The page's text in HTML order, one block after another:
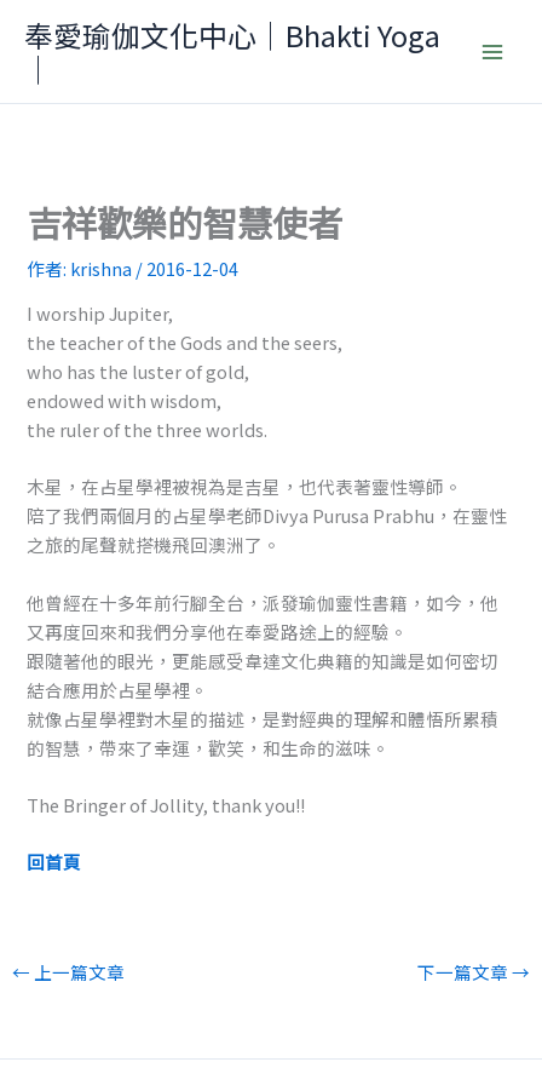
要
奉愛瑜伽文化中心｜Bhakti Yoga
｜
吉祥歡樂的智慧使者
作者: krishna /2016-12-04
I worship Jupiter,
the teacher of the Gods and the seers,
who has the luster of gold,
endowed with wisdom,
the ruler of the three worlds.
木星，在占星學裡被視為是吉星，也代表著靈性導師。
陪了我們兩個月的占星學老師Divya Purusa Prabhu，在靈性
之旅的尾聲就搭機飛回澳洲了。
他曾經在十多年前行腳全台，派發瑜伽靈性書籍，如今，他
又再度回來和我們分享他在奉愛路途上的經驗。
跟隨著他的眼光，更能感受韋達文化典籍的知識是如何密切
結合應用於占星學裡。
就像占星學裡對木星的描述，是對經典的理解和體悟所累積
的智慧，帶來了幸運，歡笑，和生命的滋味。
The Bringer of Jollity, thank you!!
回首頁
← 上一篇文章 下一篇文章→